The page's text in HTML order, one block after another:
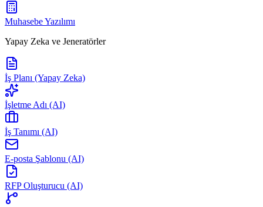
Muhasebe Yazılımı
Yapay Zeka ve Jeneratörler
İş Planı (Yapay Zeka)
İşletme Adı (AI)
İş Tanımı (AI)
E-posta Şablonu (AI)
RFP Oluşturucu (AI)